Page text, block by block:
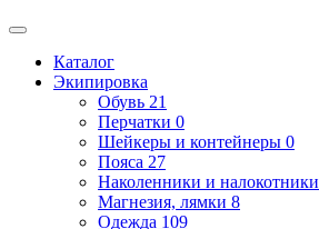
Каталог
Экипировка
Обувь 21
Перчатки 0
Шейкеры и контейнеры 0
Пояса 27
Наколенники и налокотники
Магнезия, лямки 8
Одежда 109